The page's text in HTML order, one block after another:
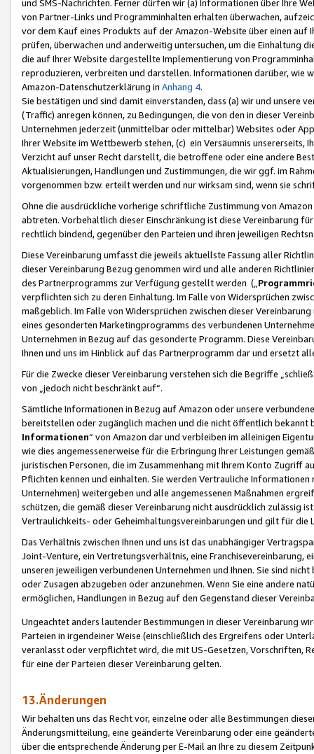
und SMS-Nachrichten. Ferner dürfen wir (a) Informationen über Ihre
von Partner-Links und Programminhalten erhalten überwachen,
vor dem Kauf eines Produkts auf der Amazon-Website über einen
prüfen, überwachen und anderweitig untersuchen, um die Einhaltung
die auf Ihrer Website dargestellte Implementierung von
reproduzieren, verbreiten und darstellen. Informationen darüber, wie
Amazon-Datenschutzerklärung in Anhang 4.
Sie bestätigen und sind damit einverstanden, dass (a) wir und
(Traffic) anregen können, zu Bedingungen, die von den in dieser
Unternehmen jederzeit (unmittelbar oder mittelbar) Websites oder
Ihrer Website im Wettbewerb stehen, (c) ein Versäumnis unsererseits,
Verzicht auf unser Recht darstellt, die betroffene oder eine andere
Aktualisierungen, Handlungen und Zustimmungen, die wir ggf. im
vorgenommen bzw. erteilt werden und nur wirksam sind, wenn sie
Ohne die ausdrückliche vorherige schriftliche Zustimmung von
abtreten. Vorbehaltlich dieser Einschränkung ist diese Vereinbarung
rechtlich bindend, gegenüber den Parteien und ihren jeweiligen
Diese Vereinbarung umfasst die jeweils aktuellste Fassung aller
dieser Vereinbarung Bezug genommen wird und alle anderen
des Partnerprogramms zur Verfügung gestellt werden („
verpflichten sich zu deren Einhaltung. Im Falle von Widersprüchen
maßgeblich. Im Falle von Widersprüchen zwischen dieser
eines gesonderten Marketingprogramms des verbundenen
Unternehmen in Bezug auf das gesonderte Programm. Diese
Ihnen und uns im Hinblick auf das Partnerprogramm dar und ersetzt
Für die Zwecke dieser Vereinbarung verstehen sich die Begriffe
von „jedoch nicht beschränkt auf“.
Sämtliche Informationen in Bezug auf Amazon oder unsere
bereitstellen oder zugänglich machen und die nicht öffentlich
Informationen“ von Amazon dar und verbleiben im alleinigen
wie dies angemessenerweise für die Erbringung Ihrer Leistungen
juristischen Personen, die im Zusammenhang mit Ihrem Konto
Pflichten kennen und einhalten. Sie werden Vertrauliche
Unternehmen) weitergeben und alle angemessenen Maßnahmen
schützen, die gemäß dieser Vereinbarung nicht ausdrücklich zulässig
Vertraulichkeits- oder Geheimhaltungsvereinbarungen und gilt für die
Das Verhältnis zwischen Ihnen und uns ist das unabhängiger
Joint-Venture, ein Vertretungsverhältnis, eine Franchisevereinbarung,
unseren jeweiligen verbundenen Unternehmen und Ihnen. Sie sind
oder Zusagen abzugeben oder anzunehmen. Wenn Sie eine andere
ermöglichen, Handlungen in Bezug auf den Gegenstand dieser
Ungeachtet anders lautender Bestimmungen in dieser Vereinbarung
Parteien in irgendeiner Weise (einschließlich des Ergreifens oder
veranlasst oder verpflichtet wird, die mit US-Gesetzen, Vorschriften,
für eine der Parteien dieser Vereinbarung gelten.
13.Änderungen
Wir behalten uns das Recht vor, einzelne oder alle Bestimmungen
Änderungsmitteilung, eine geänderte Vereinbarung oder eine
über die entsprechende Änderung per E-Mail an Ihre zu diesem